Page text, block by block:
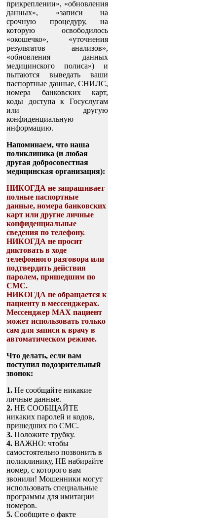
прикреплении», «обновления
данных», «записи на
срочную процедуру, на
которую освободилось
«окошечко», «уточнения
результатов анализов»,
«обновления данных
медицинского полиса») и
пытаются выведать ваши
паспортные данные, СНИЛС,
номера банковских карт,
коды доступа к Госуслугам
или другую
конфиденциальную
информацию.
Напоминаем, что наша
поликлиника (и любая
другая добросовестная
медицинская организация):
НИКОГДА не запрашивает
полные паспортные
данные, номера банковских
карт или другие личные
конфиденциальные
сведения по телефону.
НИКОГДА не просит
диктовать в ходе
телефонного разговора или
подтвердить действия
паролем, пришедшим по
СМС.
НИКОГДА не обращается к
пациенту в мессенджерах.
Мессенджер МАХ пациент
может использовать только
сам для записи к врачу в
автоматическом режиме.
Что делать, если вам
поступил подозрительный
звонок:
1. Не сообщайте никакие
личные данные.
2. НЕ СООБЩАЙТЕ
никаких паролей и кодов,
пришедших по СМС.
3. Положите трубку.
4. ВАЖНО: чтобы
самостоятельно позвонить в
поликлинику, НЕ набирайте
номер, с которого вам
звонили! Мошенники могут
использовать специальные
программы для имитации
номеров.
5. Сообщите о факте